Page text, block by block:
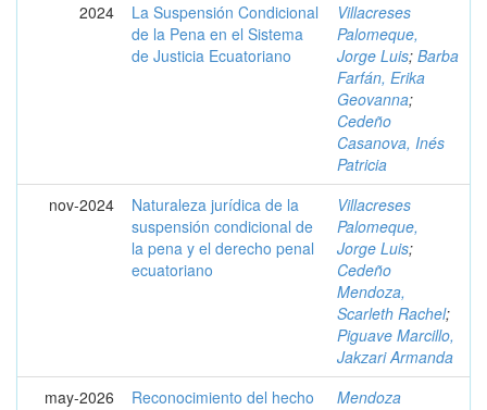
2024
La Suspensión Condicional
de la Pena en el Sistema
de Justicia Ecuatoriano
Villacreses
Palomeque,
Jorge Luis; Barba
Farfán, Erika
Geovanna;
Cedeño
Casanova, Inés
Patricia
nov-2024
Naturaleza jurídica de la
suspensión condicional de
la pena y el derecho penal
ecuatoriano
Villacreses
Palomeque,
Jorge Luis;
Cedeño
Mendoza,
Scarleth Rachel;
Piguave Marcillo,
Jakzari Armanda
may-2026
Reconocimiento del hecho
Mendoza